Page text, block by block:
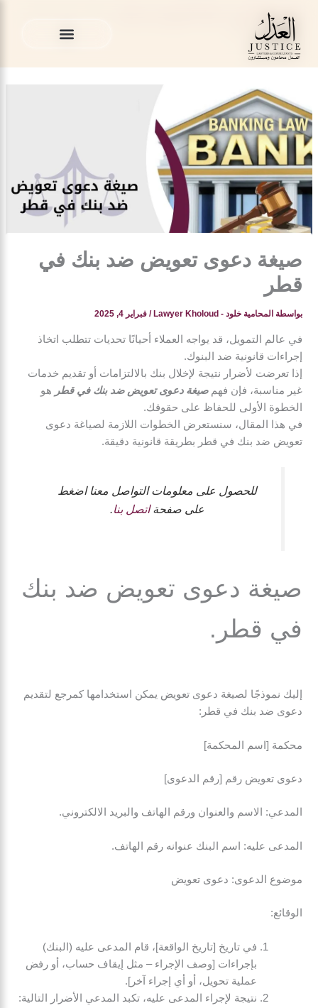
المحتوى
المدونة القانونية
ضد بنك في قطر
صيغة دعوى تعويض ضد بنك في
قطر
بواسطة المحامية خلود - Lawyer Kholoud /فبراير 4, 2025
في عالم التمويل، قد يواجه العملاء أحيانًا تحديات تتطلب اتخاذ
إجراءات قانونية ضد البنوك.
إذا تعرضت لأضرار نتيجة لإخلال بنك بالالتزامات أو تقديم خدمات
غير مناسبة، فإن فهمصيغة دعوى تعويض ضد بنك في قطر
هو
الخطوة الأولى للحفاظ على حقوقك.
في هذا المقال، سنستعرض الخطوات اللازمة لصياغة دعوى
تعويض ضد بنك في قطر بطريقة قانونية دقيقة.
للحصول على معلومات التواصل معنا اضغط
على صفحةاتصل بنا.
صيغة دعوى تعويض ضد بنك
في قطر.
إليك نموذجًا لصيغة دعوى تعويض يمكن استخدامها كمرجع لتقديم
دعوى ضد بنك في قطر:
محكمة [اسم المحكمة]
دعوى تعويض رقم [رقم الدعوى]
المدعي: الاسم والعنوان ورقم الهاتف والبريد الالكتروني.
المدعى عليه: اسم البنك عنوانه رقم الهاتف.
موضوع الدعوى: دعوى تعويض
الوقائع:
في تاريخ [تاريخ الواقعة]، قام المدعى عليه (البنك)
بإجراءات [وصف الإجراء – مثل إيقاف حساب، أو رفض
عملية تحويل، أو أي إجراء آخر].
نتيجة لإجراء المدعى عليه، تكبد المدعي الأضرار التالية: